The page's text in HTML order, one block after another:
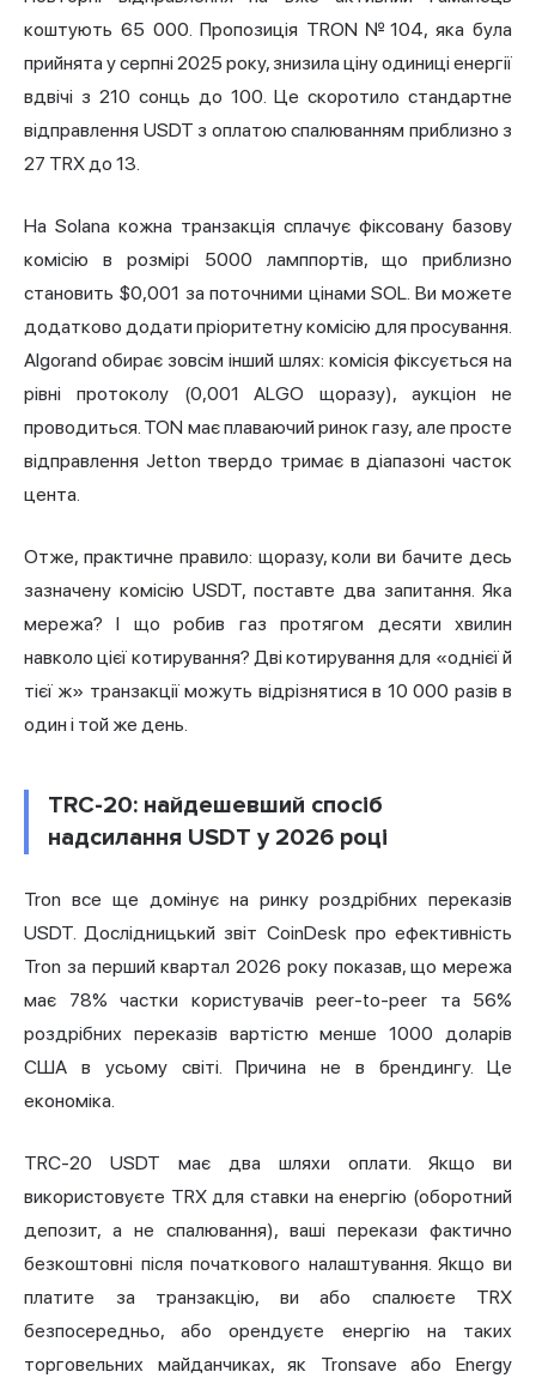
коштують 65 000. Пропозиція TRON №104, яка була
прийнята у серпні 2025 року, знизила ціну одиниці енергії
вдвічі з 210 сонць до 100. Це скоротило стандартне
відправлення USDT з оплатою спалюванням приблизно з
27 TRX до 13.
На Solana кожна транзакція сплачує фіксовану базову
комісію в розмірі 5000 ламппортів, що приблизно
становить $0,001 за поточними цінами SOL. Ви можете
додатково додати пріоритетну комісію для просування.
Algorand обирає зовсім інший шлях: комісія фіксується на
рівні протоколу (0,001 ALGO щоразу), аукціон не
проводиться. TON має плаваючий ринок газу, але просте
відправлення Jetton твердо тримає в діапазоні часток
цента.
Отже, практичне правило: щоразу, коли ви бачите десь
зазначену комісію USDT, поставте два запитання. Яка
мережа? І що робив газ протягом десяти хвилин
навколо цієї котирування? Дві котирування для «однієї й
тієї ж» транзакції можуть відрізнятися в 10 000 разів в
один і той же день.
TRC-20: найдешевший спосіб
надсилання USDT у 2026 році
Tron все ще домінує на ринку роздрібних переказів
USDT. Дослідницький звіт CoinDesk про ефективність
Tron за перший квартал 2026 року показав, що мережа
має 78% частки користувачів peer-to-peer та 56%
роздрібних переказів вартістю менше 1000 доларів
США в усьому світі. Причина не в брендингу. Це
економіка.
TRC-20 USDT має два шляхи оплати. Якщо ви
використовуєте TRX для ставки на енергію (оборотний
депозит, а не спалювання), ваші перекази фактично
безкоштовні після початкового налаштування. Якщо ви
платите за транзакцію, ви або спалюєте TRX
безпосередньо, або орендуєте енергію на таких
торговельних майданчиках, як Tronsave або Energy